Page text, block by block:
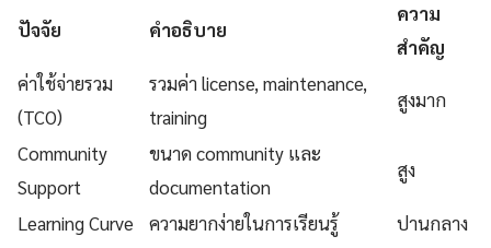
ปัจจัย คำอธิบาย
ความ
สำคัญ
ค่าใช้จ่ายรวม
(TCO)
รวมค่า license, maintenance,
training
สูงมาก
Community
Support
ขนาด community และ
documentation
สูง
Learning Curve ความยากง่ายในการเรียนรู้
ปานกลาง